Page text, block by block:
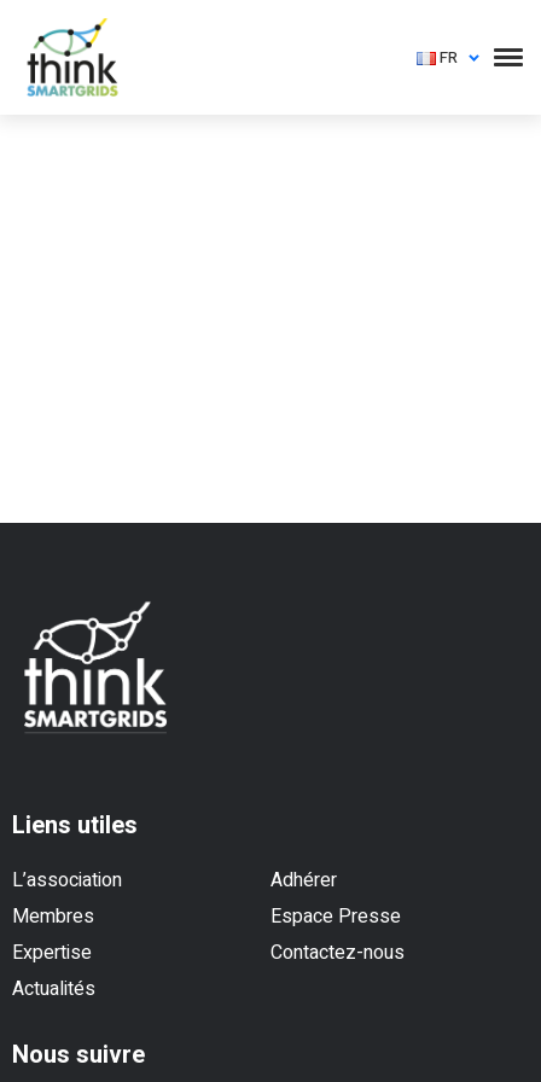
FR
Vous devez vous identifier pour voir cet événement
Liens utiles
L’association
Adhérer
Membres
Espace Presse
Expertise
Contactez-nous
Actualités
Nous suivre